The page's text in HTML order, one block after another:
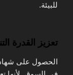
للبيئة.
تعزيز القدرة